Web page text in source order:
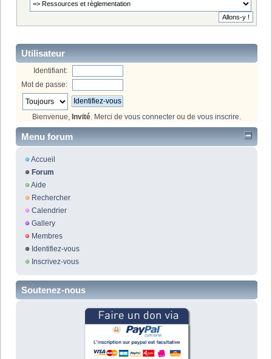
Utilisateur
Identifiant:
Mot de passe:
Bienvenue, Invité. Merci de vous connecter ou de vous inscrire.
Menu forum
Accueil
Forum
Aide
Rechercher
Calendrier
Gallery
Membres
Identifiez-vous
Inscrivez-vous
Soutenez-nous